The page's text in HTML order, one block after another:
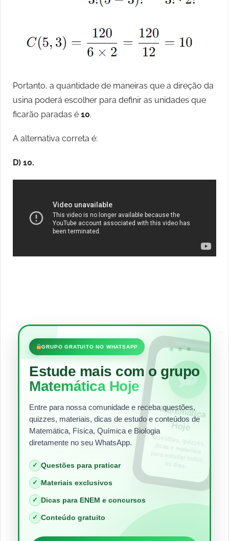
Portanto, a quantidade de maneiras que a direção da
usina poderá escolher para definir as unidades que
ficarão paradas é 10.
A alternativa correta é:
D) 10.
•••
GRUPO GRATUITO NO WHATSAPP
Estude mais com o grupo
Matemática Hoje
Entre para nossa comunidade e receba questões,
quizzes, materiais, dicas de estudo e conteúdos de
Matemática, Física, Química e Biologia
diretamente no seu WhatsApp.
✓ Questões para praticar
✓ Materiais exclusivos
✓ Dicas para ENEM e concursos
✓ Conteúdo gratuito
Matem
ática
Hoje
Questões, quizzes,
dicas e materiais
para estudar todos
os dias.